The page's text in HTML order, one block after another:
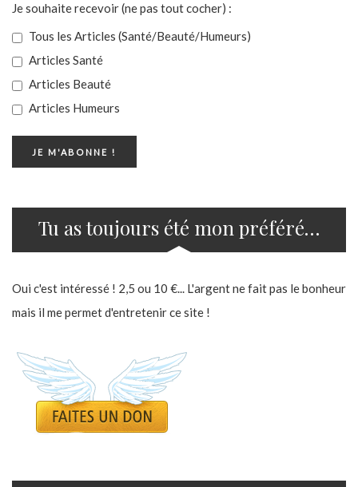
Je souhaite recevoir (ne pas tout cocher) :
Tous les Articles (Santé/Beauté/Humeurs)
Articles Santé
Articles Beauté
Articles Humeurs
Tu as toujours été mon préféré…
Oui c'est intéressé ! 2,5 ou 10 €... L'argent ne fait pas le bonheur
mais il me permet d'entretenir ce site !